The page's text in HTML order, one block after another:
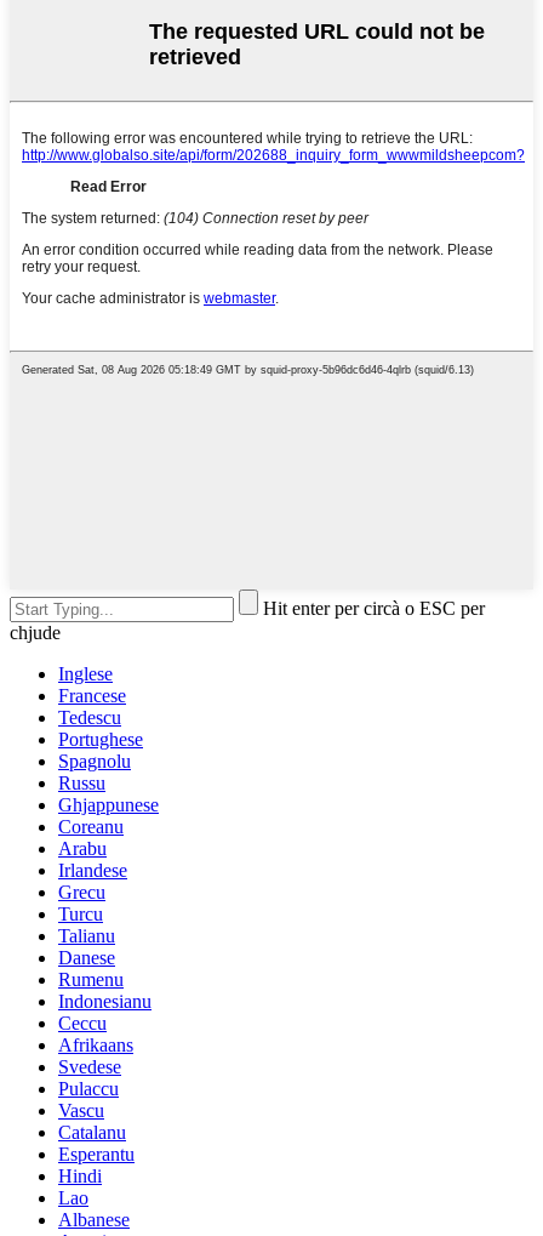
Hit enter per circà o ESC per
chjude
Inglese
Francese
Tedescu
Portughese
Spagnolu
Russu
Ghjappunese
Coreanu
Arabu
Irlandese
Grecu
Turcu
Talianu
Danese
Rumenu
Indonesianu
Ceccu
Afrikaans
Svedese
Pulaccu
Vascu
Catalanu
Esperantu
Hindi
Lao
Albanese